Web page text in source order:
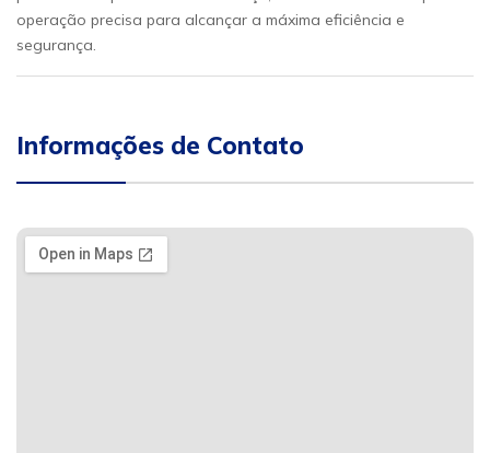
operação precisa para alcançar a máxima eficiência e
segurança.
Informações de Contato